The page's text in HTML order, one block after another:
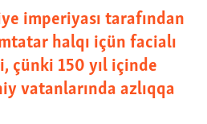
imperiyası tarafından
halqı içün facialı
çünki 150 yıl içinde
vatanlarında azlıqqa